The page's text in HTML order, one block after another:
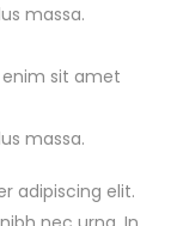
massa.
enim sit amet
massa.
adipiscing elit.